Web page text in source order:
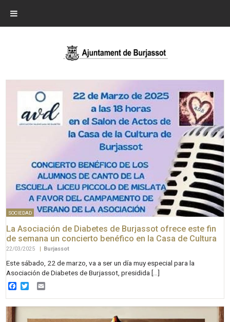
SOCIEDAD
La Asociación de Diabetes de Burjassot ofrece este fin
de semana un concierto benéfico en la Casa de Cultura
22/03/2025 Burjassot
Este sábado, 22 de marzo, va a ser un día muy especial para la
Asociación de Diabetes de Burjassot, presidida […]
Facebook
Twitter